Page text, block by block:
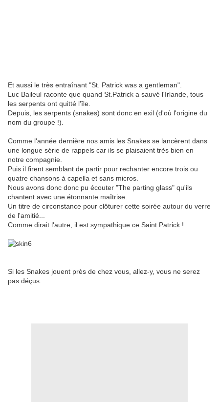
Et aussi le très entraînant "St. Patrick was a gentleman".
Luc Baileul raconte que quand St.Patrick a sauvé l'Irlande, tous
les serpents ont quitté l'île.
Depuis, les serpents (snakes) sont donc en exil (d'où l'origine du
nom du groupe !).
Comme l'année dernière nos amis les Snakes se lancèrent dans
une longue série de rappels car ils se plaisaient très bien en
notre compagnie.
Puis il firent semblant de partir pour rechanter encore trois ou
quatre chansons à capella et sans micros.
Nous avons donc donc pu écouter "The parting glass" qu'ils
chantent avec une étonnante maîtrise.
Un titre de circonstance pour clôturer cette soirée autour du verre
de l'amitié...
Comme dirait l'autre, il est sympathique ce Saint Patrick !
Si les Snakes jouent près de chez vous, allez-y, vous ne serez
pas déçus.